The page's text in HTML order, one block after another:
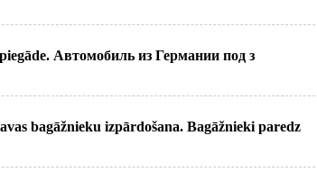
Автомобиль из Германии под з
bagāžnieku izpārdošana. Bagāžnieki paredz